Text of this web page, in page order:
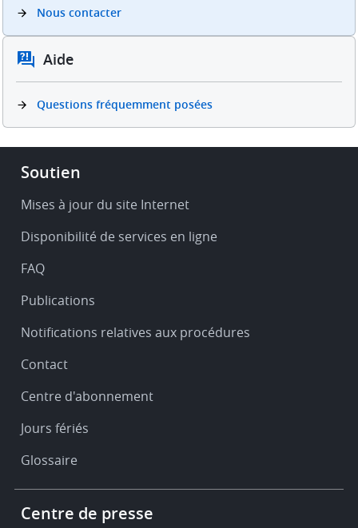
Nous contacter
Aide
Questions fréquemment posées
Footer
Service
support
Soutien
Mises à jour du site Internet
Disponibilité de services en ligne
FAQ
Publications
Notifications relatives aux procédures
Contact
Centre d'abonnement
Jours fériés
Glossaire
Centre de presse